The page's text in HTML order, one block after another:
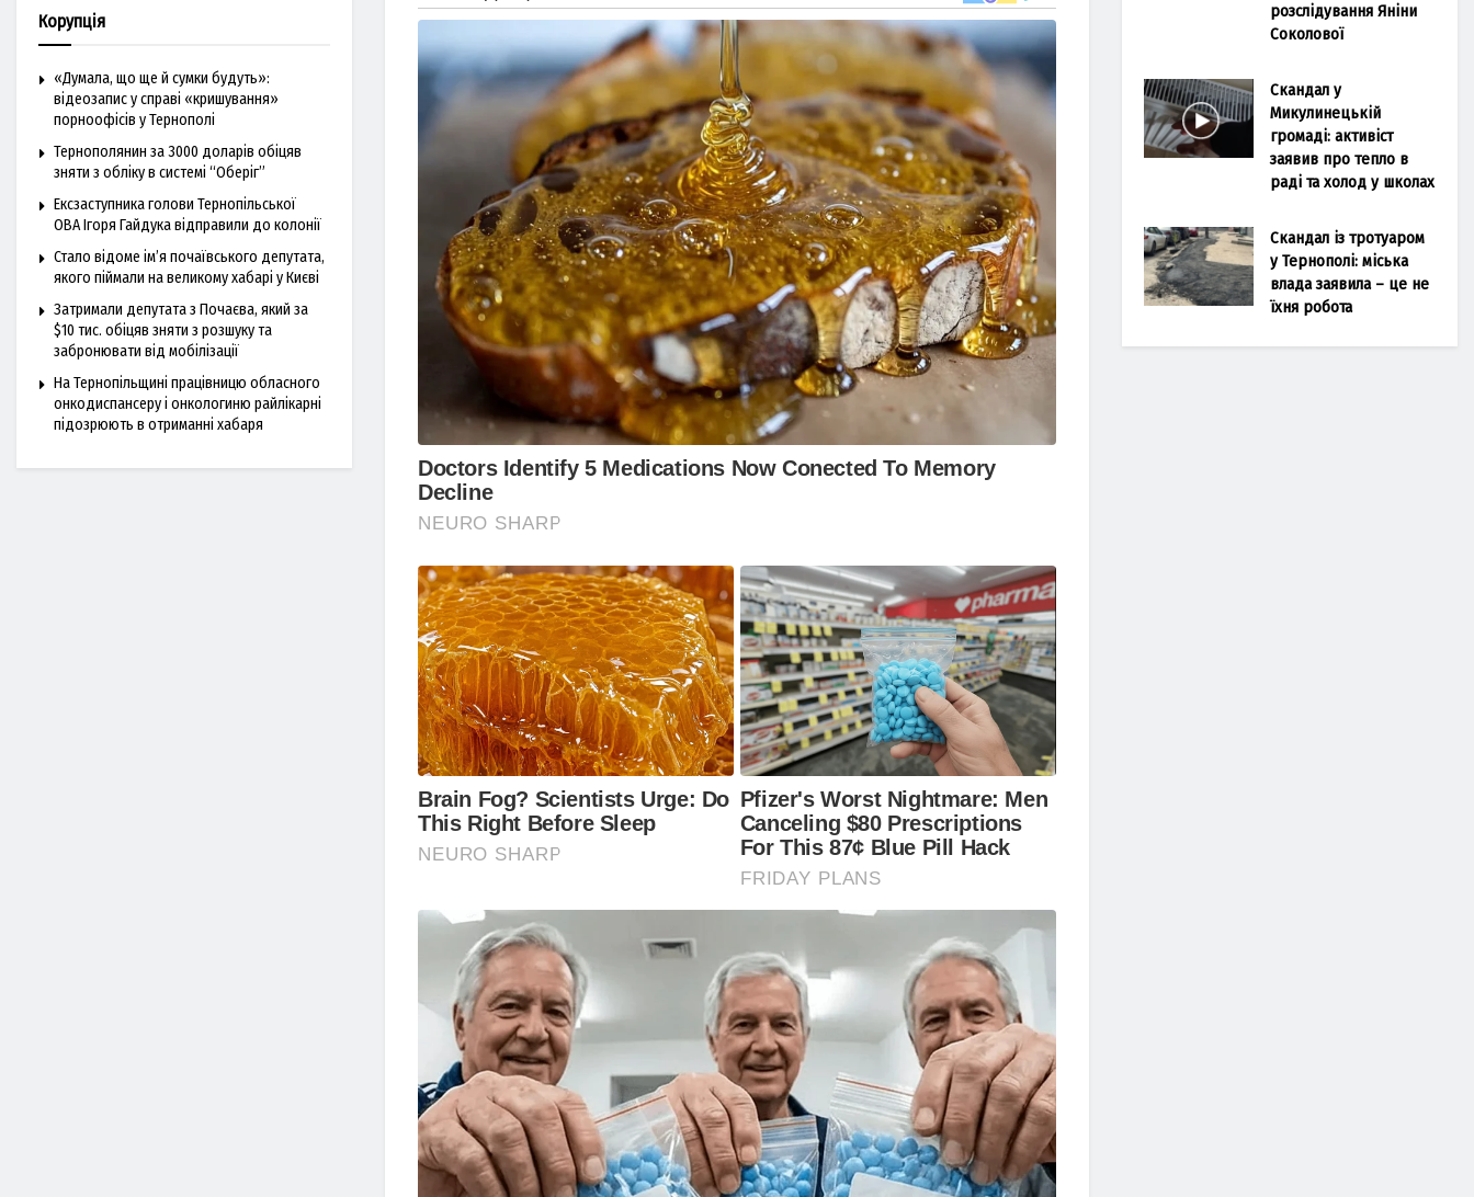
Корупція
«Думала, що ще й сумки будуть»:
відеозапис у справі «кришування»
порноофісів у Тернополі
Тернополянин за 3000 доларів обіцяв
зняти з обліку в системі “Оберіг”
Ексзаступника голови Тернопільської
ОВА Ігоря Гайдука відправили до колонії
Стало відоме ім’я почаївського депутата,
якого піймали на великому хабарі у Києві
Затримали депутата з Почаєва, який за
$10 тис. обіцяв зняти з розшуку та
забронювати від мобілізації
На Тернопільщині працівницю обласного
онкодиспансеру і онкологиню райлікарні
підозрюють в отриманні хабаря
розслідування Яніни
Соколової
Скандал у
Микулинецькій
громаді: активіст
заявив про тепло в
раді та холод у школах
Скандал із тротуаром
у Тернополі: міська
влада заявила – це не
їхня робота